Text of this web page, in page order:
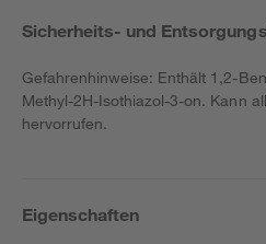
Sicherheits- und
Gefahrenhinweise: Enthält 1,2-
Methyl-2H-Isothiazol-3-on. Kann
hervorrufen.
Eigenschaften